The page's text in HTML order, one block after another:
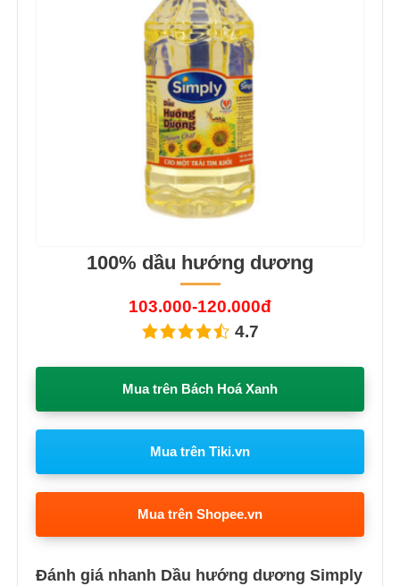
100% dầu hướng dương
103.000-120.000đ
4.7
Mua trên Bách Hoá Xanh
Mua trên Tiki.vn
Mua trên Shopee.vn
Đánh giá nhanh Dầu hướng dương Simply